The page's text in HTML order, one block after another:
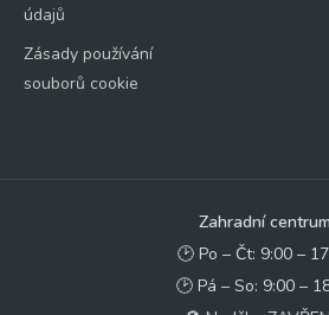
údajů
Zásady používání
souborů cookie
Zahradní centrum
🕑 Po – Čt: 9:00 –
🕑 Pá – So: 9:00 –